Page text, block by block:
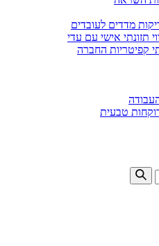
מדדים לעובדים
תזונתי אישי עם עדי
קפיטריות החברה
טבעית